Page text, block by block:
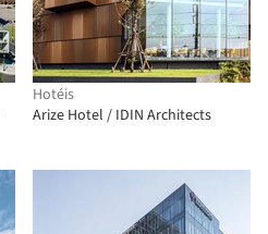
Hotéis
Arize Hotel / IDIN Architects